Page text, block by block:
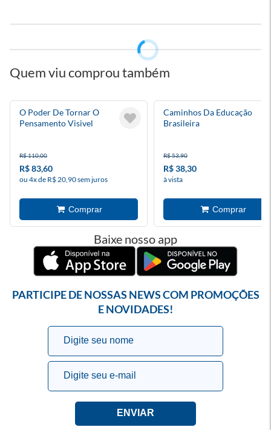
Quem viu comprou também
O Poder De Tornar O
Pensamento Visivel
R$ 110,00
R$ 83,60
ou 4x de R$ 20,90 sem juros
Caminhos Da Educação
Brasileira
R$ 53,90
R$ 38,30
à vista
Baixe nosso app
PARTICIPE DE NOSSAS NEWS COM PROMOÇÕES
E NOVIDADES!